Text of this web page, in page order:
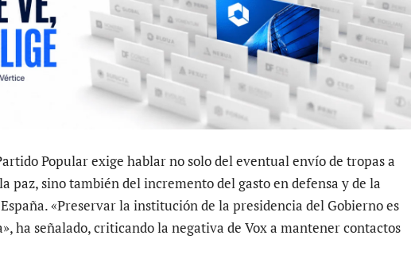
Popular exige hablar no solo del eventual envío de tropas a
paz, sino también del incremento del gasto en defensa y de la
«Preservar la institución de la presidencia del Gobierno es
ha señalado, criticando la negativa de Vox a mantener contactos